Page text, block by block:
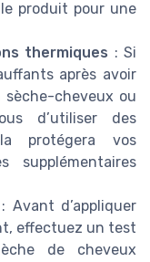
produit pour une
thermiques : Si
après avoir
cheveux ou
d’utiliser des
protégera vos
supplémentaires
: Avant d’appliquer
effectuez un test
de cheveux